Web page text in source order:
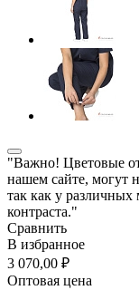
"Важно! Цветовые
нашем сайте, могут
так как у различных
контраста."
Сравнить
В избранное
3 070,00 ₽
Оптовая цена